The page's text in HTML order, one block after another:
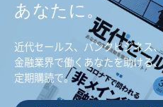
あなたに。
近代セールス、バンクビジネス
金融業界で働くあなたを助ける
定期購読で。